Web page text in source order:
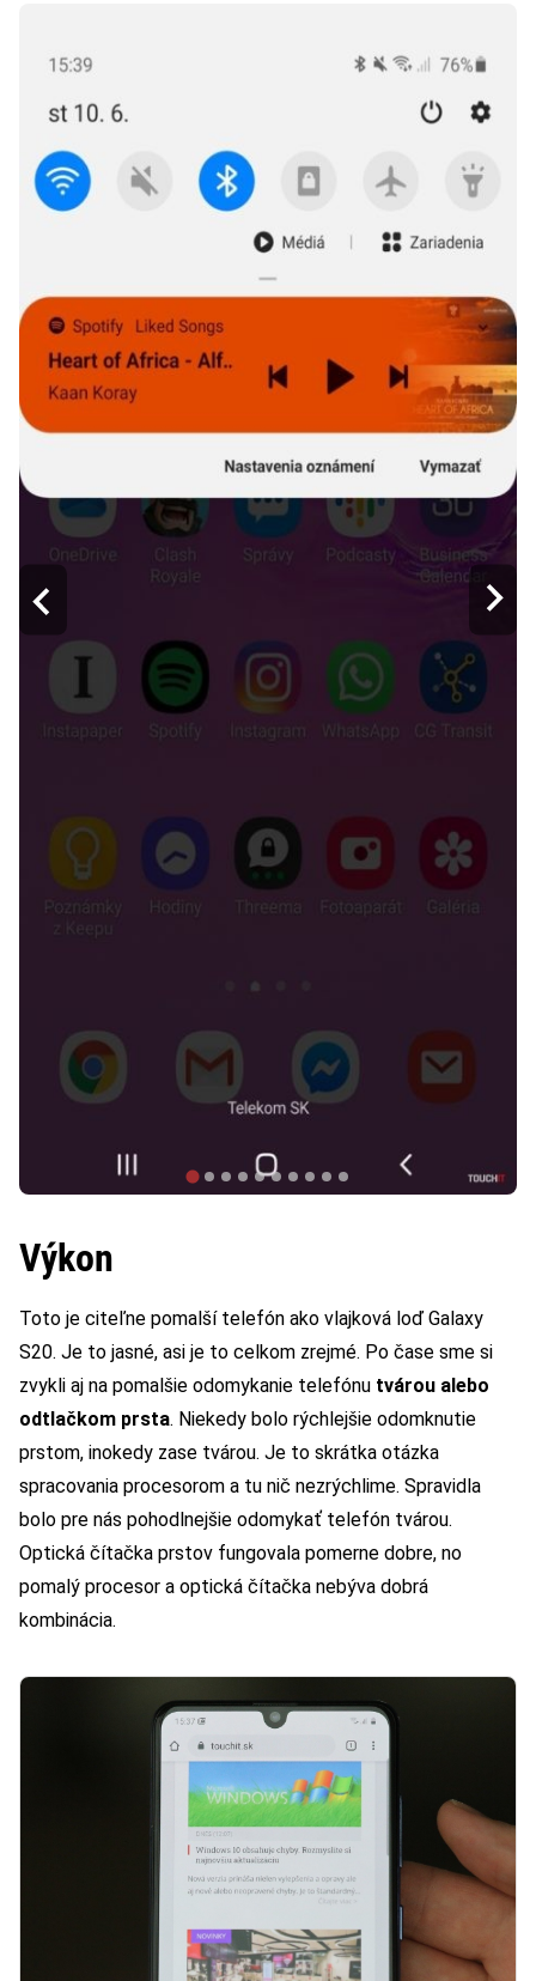
Výkon
Toto je citeľne pomalší telefón ako vlajková loď Galaxy
S20. Je to jasné, asi je to celkom zrejmé. Po čase sme si
zvykli aj na pomalšie odomykanie telefónu tvárou alebo
odtlačkom prsta. Niekedy bolo rýchlejšie odomknutie
prstom, inokedy zase tvárou. Je to skrátka otázka
spracovania procesorom a tu nič nezrýchlime. Spravidla
bolo pre nás pohodlnejšie odomykať telefón tvárou.
Optická čítačka prstov fungovala pomerne dobre, no
pomalý procesor a optická čítačka nebýva dobrá
kombinácia.